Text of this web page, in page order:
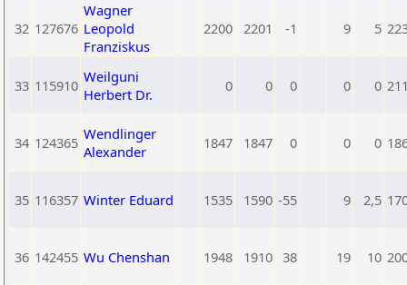
32 127676
Wagner
Leopold
Franziskus
2200 2201 -1 9 5
33 115910 Weilguni
Herbert Dr.
0 0 0 0 0
34 124365 Wendlinger
Alexander
1847 1847 0 0 0
35 116357 Winter Eduard 1535 1590 -55 9 2,5
36 142455 Wu Chenshan 1948 1910 38 19 10